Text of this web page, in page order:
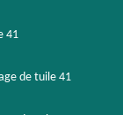
41
de tuile 41